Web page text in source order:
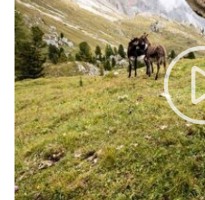
Play
Video